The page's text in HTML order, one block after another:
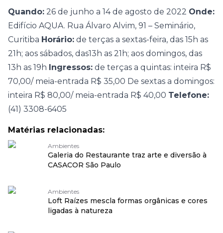
Quando: 26 de junho a 14 de agosto de 2022 Onde:
Edifício AQUA. Rua Álvaro Alvim, 91 – Seminário,
Curitiba Horário: de terças a sextas-feira, das 15h as
21h; aos sábados, das13h as 21h; aos domingos, das
13h as 19h Ingressos: de terças a quintas: inteira R$
70,00/ meia-entrada R$ 35,00 De sextas a domingos:
inteira R$ 80,00/ meia-entrada R$ 40,00 Telefone:
(41) 3308-6405
Matérias relacionadas:
Ambientes
Galeria do Restaurante traz arte e diversão à
CASACOR São Paulo
Ambientes
Loft Raízes mescla formas orgânicas e cores
ligadas à natureza